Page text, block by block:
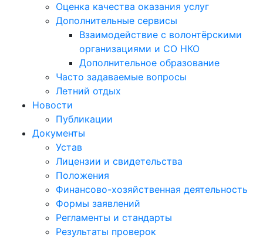
Оценка качества оказания услуг
Дополнительные сервисы
Взаимодействие с волонтёрскими
организациями и СО НКО
Дополнительное образование
Часто задаваемые вопросы
Летний отдых
Новости
Публикации
Документы
Устав
Лицензии и свидетельства
Положения
Финансово-хозяйственная деятельность
Формы заявлений
Регламенты и стандарты
Результаты проверок